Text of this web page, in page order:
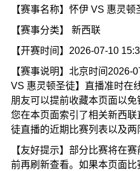
【赛事名称】怀伊 VS 惠灵顿
【赛事分类】 新西联
【开赛时间】2026-07-10
【赛事说明】北京时间2026-
VS 惠灵顿圣徒】直播准时在
朋友可以提前收藏本页面以
您在本页面索引了相关新西
徒直播的近期比赛列表以及两
【友好提示】部分比赛将在
前再刷新查看。如果本页面